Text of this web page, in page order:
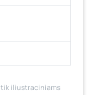
iliustraciniams